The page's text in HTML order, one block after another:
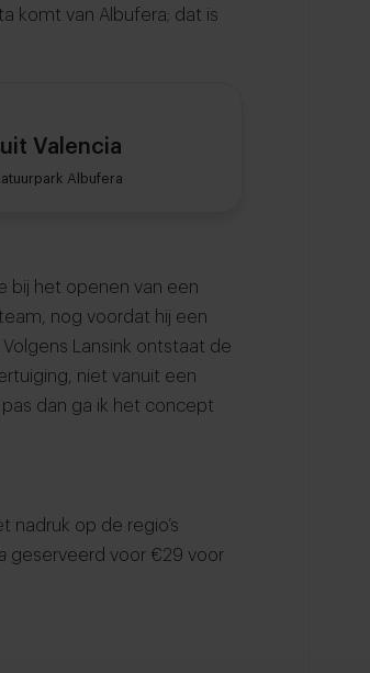
komt van Albufera; dat is
Valencia
Albufera
bij het openen van een
nog voordat hij een
Lansink ontstaat de
niet vanuit een
dan ga ik het concept
nadruk op de regio’s
geserveerd voor €29 voor